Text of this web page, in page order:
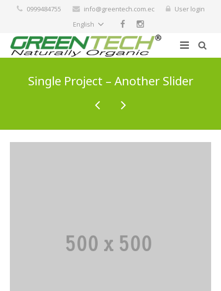
0999484755 info@greentech.com.ec
User login
English
Single Project – Another Slider